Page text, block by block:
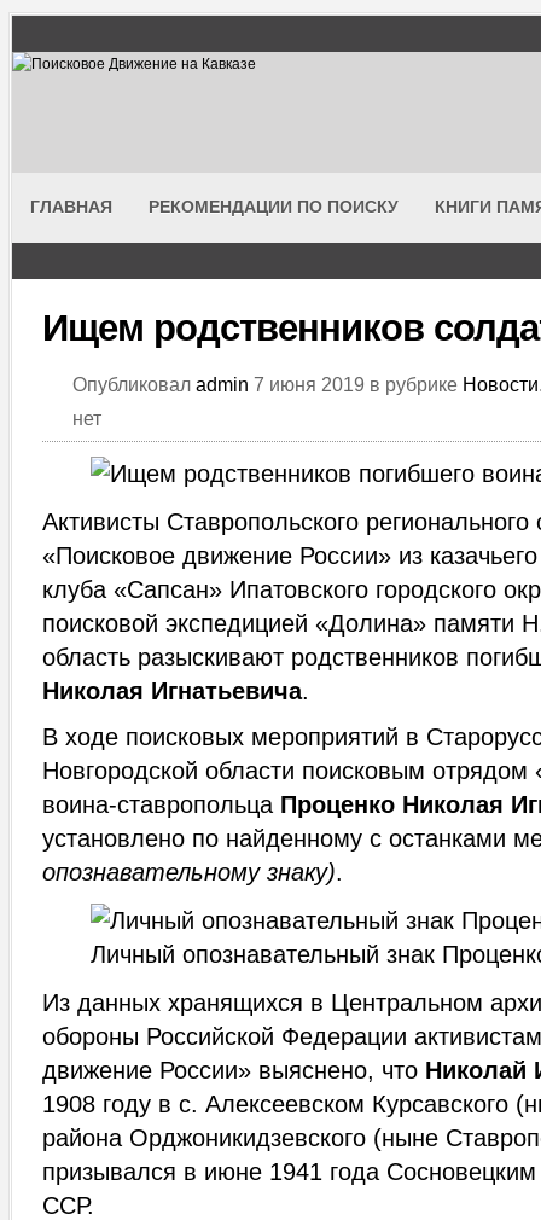
ГЛАВНАЯ РЕКОМЕНДАЦИИ ПО ПОИСКУ КНИГИ
Ищем родственников
Опубликовал admin 7 июня 2019 в рубрике Новости
нет
Активисты Ставропольского
«Поисковое движение России» из
клуба «Сапсан» Ипатовского городского
поисковой экспедицией «Долина» памяти
область разыскивают родственников
Николая Игнатьевича.
В ходе поисковых мероприятий в
Новгородской области поисковым
воина-ставропольца Проценко Николая
установлено по найденному с останками
опознавательному знаку).
Личный опознавательный знак
Из данных хранящихся в Центральном
обороны Российской Федерации
движение России» выяснено, что Николай
1908 году в с. Алексеевском Курсавского
района Орджоникидзевского (ныне
призывался в июне 1941 года
ССР.